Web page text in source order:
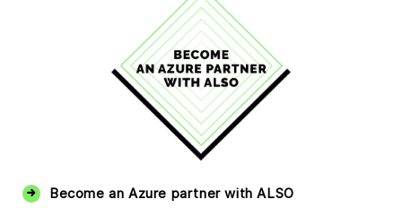
Become an Azure partner with ALSO